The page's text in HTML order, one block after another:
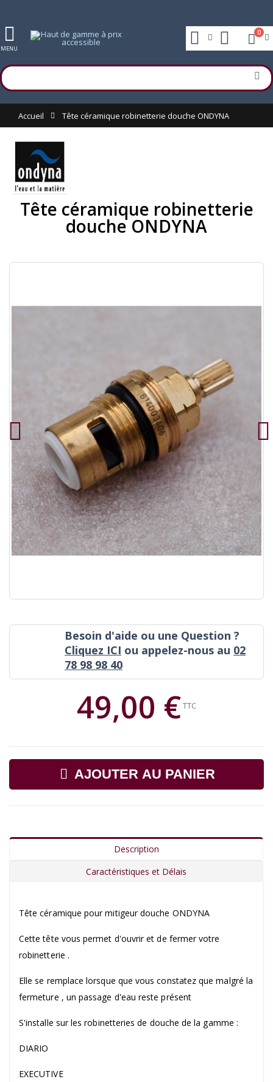
MENU
0
Accueil Tête céramique robinetterie douche ONDYNA
Tête céramique robinetterie
douche ONDYNA
Besoin d'aide ou une Question ?
Cliquez ICI ou appelez-nous au 02
78 98 98 40
49,00 €TTC
AJOUTER AU PANIER
Description
Caractéristiques et Délais
Tête céramique pour mitigeur douche ONDYNA
Cette tête vous permet d'ouvrir et de fermer votre
robinetterie .
Elle se remplace lorsque que vous constatez que malgré la
fermeture , un passage d'eau reste présent
S'installe sur les robinetteries de douche de la gamme :
DIARIO
EXECUTIVE